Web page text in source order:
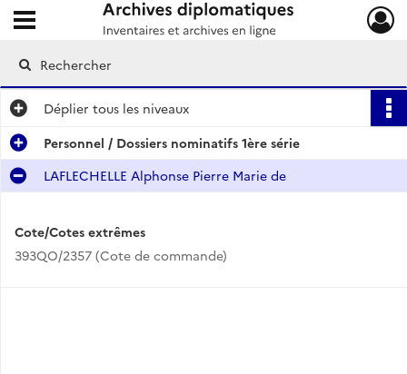
Archives diplomatiques
Ouvrir le menu déroulant
Déplier tous les niveaux
Personnel / Dossiers nominatifs 1ère série
LAFLECHELLE Alphonse Pierre Marie de
Cote/Cotes extrêmes
393QO/2357 (Cote de commande)